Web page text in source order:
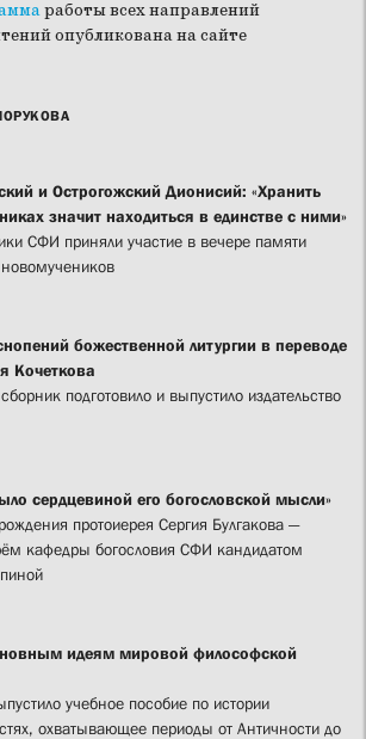
работы всех направлений
опубликована на сайте
и Острогожский Дионисий: «Хранить
значит находиться в единстве с ними»
СФИ приняли участие в вечере памяти
божественной литургии в переводе
Кочеткова
подготовило и выпустило издательство
сердцевиной его богословской мысли»
протоиерея Сергия Булгакова —
кафедры богословия СФИ кандидатом
идеям мировой философской
учебное пособие по истории
охватывающее периоды от Античности до